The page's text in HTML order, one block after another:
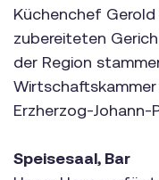
Küchenchef
zubereiteten
der Region
Erzherzog-Johann-
Speisesaal, Bar